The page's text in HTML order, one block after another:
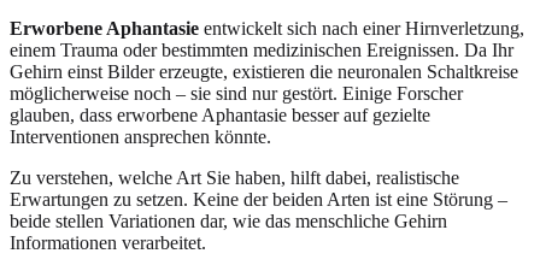
Erworbene Aphantasie entwickelt sich nach einer Hirnverletzung,
einem Trauma oder bestimmten medizinischen Ereignissen. Da Ihr
Gehirn einst Bilder erzeugte, existieren die neuronalen Schaltkreise
möglicherweise noch – sie sind nur gestört. Einige Forscher
glauben, dass erworbene Aphantasie besser auf gezielte
Interventionen ansprechen könnte.
Zu verstehen, welche Art Sie haben, hilft dabei, realistische
Erwartungen zu setzen. Keine der beiden Arten ist eine Störung –
beide stellen Variationen dar, wie das menschliche Gehirn
Informationen verarbeitet.